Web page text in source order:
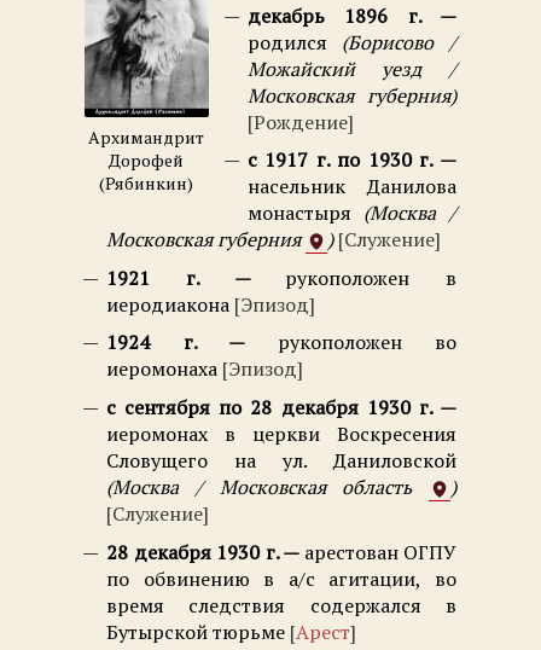
Архимандрит
Дорофей
(Рябинкин)
декабрь 1896 г.
родился
Борисово /
Можайский уезд /
Московская губерния
Рождение
с 1917 г. по 1930 г.
насельник Данилова
монастыря
Москва /
Московская губерния
Служение
1921 г.
рукоположен в
иеродиакона Эпизод
1924 г.
рукоположен во
иеромонаха Эпизод
с сентября по 28 декабря 1930 г.
иеромонах в церкви Воскресения
Словущего на ул. Даниловской
Москва / Московская область
Служение
28 декабря 1930 г.
арестован ОГПУ
по обвинению в а/с агитации, во
время следствия содержался в
Бутырской тюрьме Арест